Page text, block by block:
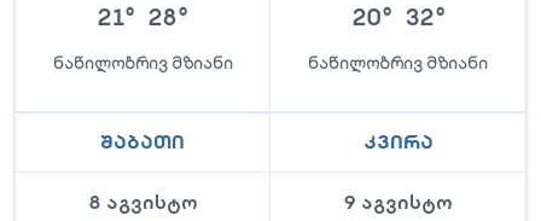
21° 28°
ნაწილობრივ მზიანი
20° 32°
ნაწილობრივ მზიანი
შაბათი
8 აგვისტო
კვირა
9 აგვისტო